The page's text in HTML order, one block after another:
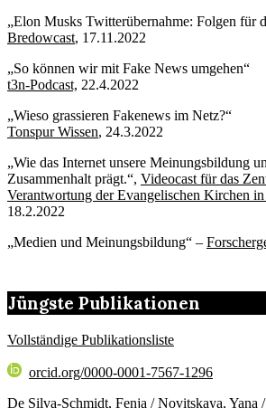
„Elon Musks Twitterübernahme: Folgen für
Bredowcast, 17.11.2022
„So können wir mit Fake News umgehen“
t3n-Podcast, 22.4.2022
„Wieso grassieren Fakenews im Netz?“
Tonspur Wissen, 24.3.2022
„Wie das Internet unsere Meinungsbildung
Zusammenhalt prägt.“, Videocast für das
Verantwortung der Evangelischen Kirchen in
18.2.2022
„Medien und Meinungsbildung“ –
Jüngste Publikationen
Vollständige Publikationsliste
orcid.org/0000-0001-7567-1296
De Silva-Schmidt, Fenja / Novitskaya, Yana